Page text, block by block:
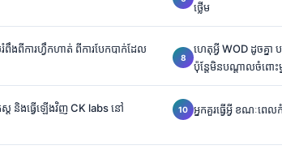
ថ្លើម
រំពឹងពីការហ្វឹកហាត់ ពីការបែកបាក់ដែល
ហេតុអ្វី WOD ដូចគ្ន
ប៉ុន្តែមិនបណ្តាលចំពោះ
ត និងធ្វើឡើងវិញ CK labs នៅ
អ្នកគួរធ្វើអ្វី ខណៈព